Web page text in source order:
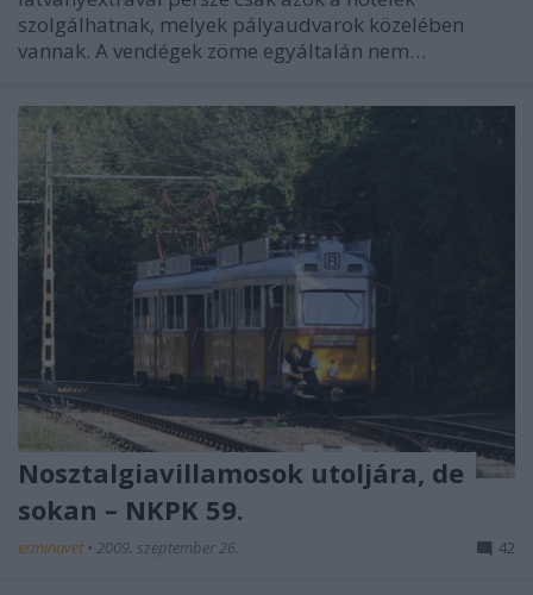
szolgálhatnak, melyek pályaudvarok közelében
vannak. A vendégek zöme egyáltalán nem…
Nosztalgiavillamosok utoljára, de
sokan – NKPK 59.
erminavet • 2009. szeptember 26. 42